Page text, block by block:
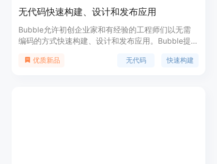
无代码快速构建、设计和发布应用
Bubble允许初创企业家和有经验的工程师们以无需
编码的方式快速构建、设计和发布应用。Bubble提
工具和快速的应用发布速度。无论是创建企业应用、
优质新品 无代码 快速构建